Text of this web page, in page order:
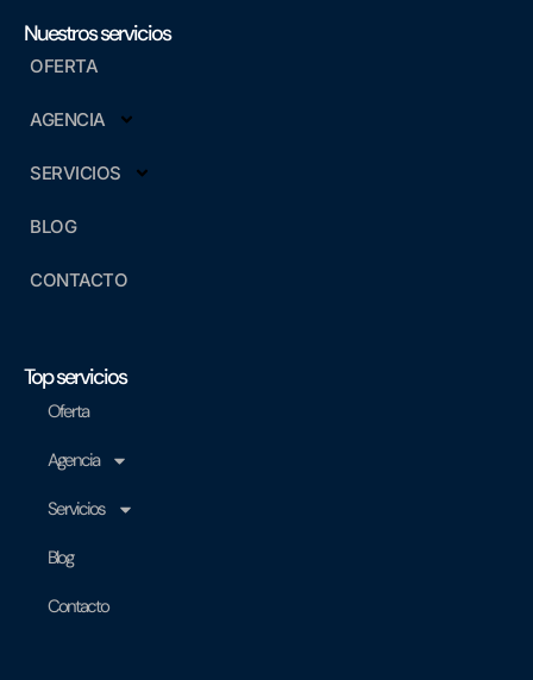
Nuestros servicios
OFERTA
AGENCIA
SERVICIOS
BLOG
CONTACTO
Top servicios
Oferta
Agencia
Servicios
Blog
Contacto